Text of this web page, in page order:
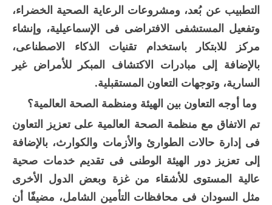
التطبيب عن بُعد، ومشروعات الرعاية الصحية الخضراء،
وتفعيل المستشفى الافتراضى فى الإسماعيلية، وإنشاء
مركز للابتكار باستخدام تقنيات الذكاء الاصطناعى،
بالإضافة إلى مبادرات الاكتشاف المبكر للأمراض غير
السارية، وتوجهات التعاون المستقبلية.
وما أوجه التعاون بين الهيئة ومنظمة الصحة العالمية؟
تم الاتفاق مع منظمة الصحة العالمية على تعزيز التعاون
فى إدارة حالات الطوارئ والأزمات والكوارث، بالإضافة
إلى تعزيز دور الهيئة الوطنى فى تقديم خدمات صحية
عالية المستوى للأشقاء من غزة وبعض الدول الأخرى
مثل السودان فى محافظات التأمين الشامل، مضيفًا أن